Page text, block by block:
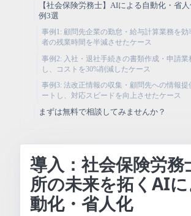
【社会保険労務士】AIによる自動化・省
例3選
事例1: 顧問先企業の勤怠・給与計算業務を効
者の残業時間を半減させたケース
事例2: 入社・退社手続きの書類作成・申請業
し、コストを30%削減したケース
事例3: 法改正情報の収集・顧問先への情報
ートし、対応スピードを向上させたケース
まずは無料で相談してみませんか？
導入：社会保険労務
所の未来を拓くAI
動化・省人化